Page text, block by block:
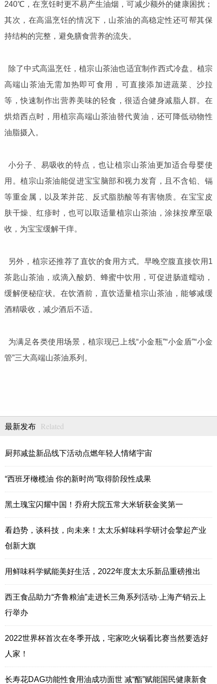
240℃，在烹饪时更不易产生油烟，可减少额外的健康困扰；
其次，在高温烹饪的情况下，山茶油的高稳定性还可帮其保
持结构的完整，避免膳食营养的流失。
除了中式高温烹饪，植宗山茶油也适宜制作西式冷盘。植宗
高端山茶油无需加热即可食用，可直接添加进蔬菜、沙拉
等，快速制作出营养美味的轻食，很适合健身减脂人群。在
烘焙西点时，用植宗高端山茶油替代黄油，还可降低动物性
油脂摄入。
小分子、易吸收的特点，也让植宗山茶油更加适合母婴使
用。植宗山茶油能促进宝宝脑部和视力发育，且不含铅、镉
等重金属，以及苯并芘、反式脂肪酸等有害物质。在宝宝皮
肤干燥、红疹时，也可以取适量植宗山茶油，涂抹按摩至吸
收，为宝宝缓解干痒。
另外，植宗还推荐了直饮的食用方式。早晚空腹直接饮用1
茶匙山茶油，或滴入酸奶、蜂蜜中饮用，可促进肠道蠕动，
缓解便秘症状。在饮酒前，直饮适量植宗山茶油，能够减缓
酒精吸收，减少酒后不适。
为满足各类使用场景，植宗现已上线“小金瓶”“小金盾”“小金
管”三大高端山茶油系列。
最新发布 Related
厨邦减盐新品线下活动点燃年轻人情绪宇宙
“西班牙橄榄油 你的新时尚”取得阶段性成果
黑土瑰宝闪耀中国！乔府大院五常大米斩获金奖第一
看趋势，谈科技，向未来！太太乐鲜味科学研讨会擎起产业
创新大旗
用鲜味科学赋能美好生活，2022年度太太乐新品重磅推出
西王食品助力“齐鲁粮油”走进长三角系列活动·上海产销云上
行举办
2022世界杯首次在冬季开战，宅家吃火锅看比赛当然要选好
人家！
长寿花DAG功能性食用油成功面世 减“酯”赋能国民健康新食